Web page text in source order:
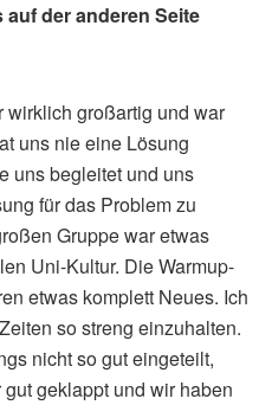
der anderen Seite
wirklich großartig und war
uns nie eine Lösung
uns begleitet und uns
für das Problem zu
Gruppe war etwas
Uni-Kultur. Die Warmup-
etwas komplett Neues. Ich
so streng einzuhalten.
nicht so gut eingeteilt,
geklappt und wir haben